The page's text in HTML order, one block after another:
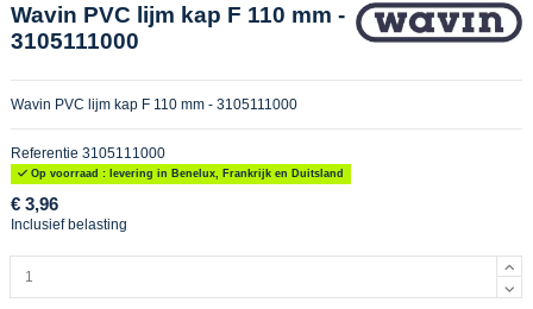
Wavin PVC lijm kap F 110 mm -
3105111000
Wavin PVC lijm kap F 110 mm - 3105111000
Referentie 3105111000
Op voorraad : levering in Benelux, Frankrijk en Duitsland
€ 3,96
Inclusief belasting